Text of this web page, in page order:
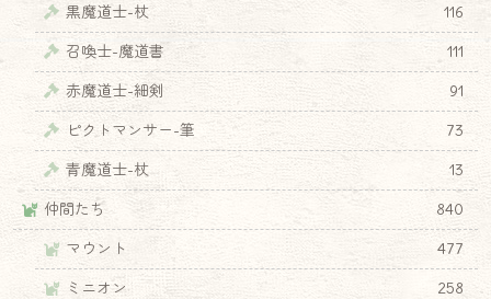
黒魔道士-杖
116
召喚士-魔道書
111
赤魔道士-細剣
91
ピクトマンサー-筆
73
青魔道士-杖
13
仲間たち
840
マウント
477
ミニオン
258